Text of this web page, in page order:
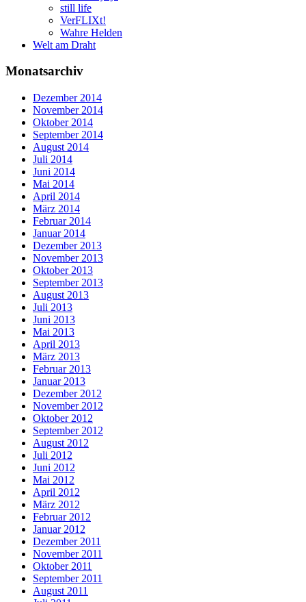
still life
VerFLIXt!
Wahre Helden
Welt am Draht
Monatsarchiv
Dezember 2014
November 2014
Oktober 2014
September 2014
August 2014
Juli 2014
Juni 2014
Mai 2014
April 2014
März 2014
Februar 2014
Januar 2014
Dezember 2013
November 2013
Oktober 2013
September 2013
August 2013
Juli 2013
Juni 2013
Mai 2013
April 2013
März 2013
Februar 2013
Januar 2013
Dezember 2012
November 2012
Oktober 2012
September 2012
August 2012
Juli 2012
Juni 2012
Mai 2012
April 2012
März 2012
Februar 2012
Januar 2012
Dezember 2011
November 2011
Oktober 2011
September 2011
August 2011